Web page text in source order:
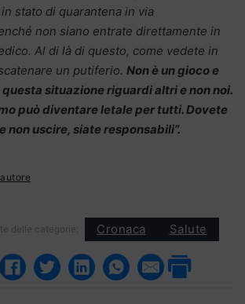
stato di quarantena in via
non siano entrate direttamente in
Al di là di questo, come vedete in
un putiferio. Non è un gioco e
situazione riguardi altri e non noi.
può diventare letale per tutti. Dovete
non uscire, siate responsabili”.
delle categorie: Cronaca Salute